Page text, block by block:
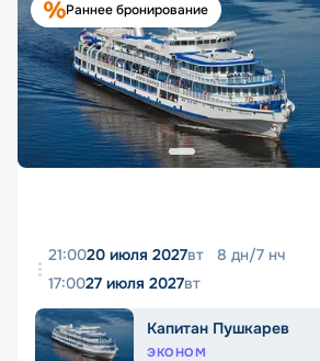
Раннее бронирование
21:0020 июля 2027вт 8 дн/7 нч
17:0027 июля 2027вт
Капитан Пушкарев
ЭКОНОМ